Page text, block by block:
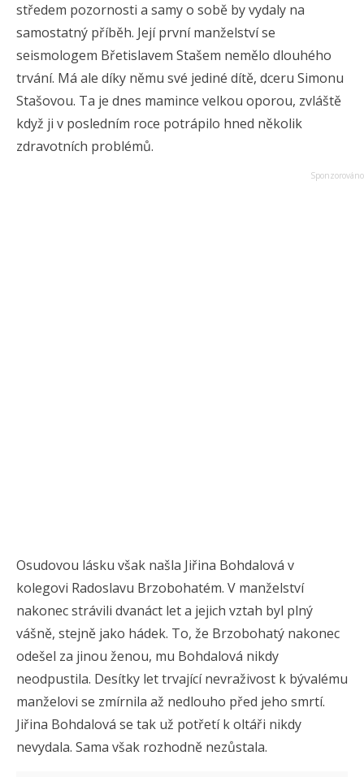
středem pozornosti a samy o sobě by vydaly na
samostatný příběh. Její první manželství se
seismologem Břetislavem Stašem nemělo dlouhého
trvání. Má ale díky němu své jediné dítě, dceru Simonu
Stašovou. Ta je dnes mamince velkou oporou, zvláště
když ji v posledním roce potrápilo hned několik
zdravotních problémů.
Osudovou lásku však našla Jiřina Bohdalová v
kolegovi Radoslavu Brzobohatém. V manželství
nakonec strávili dvanáct let a jejich vztah byl plný
vášně, stejně jako hádek. To, že Brzobohatý nakonec
odešel za jinou ženou, mu Bohdalová nikdy
neodpustila. Desítky let trvající nevraživost k bývalému
manželovi se zmírnila až nedlouho před jeho smrtí.
Jiřina Bohdalová se tak už potřetí k oltáři nikdy
nevydala. Sama však rozhodně nezůstala.